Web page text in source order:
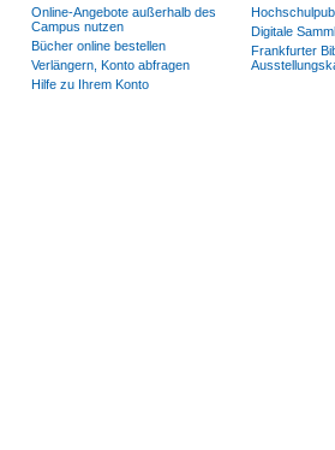
Online-Angebote außerhalb des
Campus nutzen
Bücher online bestellen
Verlängern, Konto abfragen
Hilfe zu Ihrem Konto
Digitale
Frankfurter